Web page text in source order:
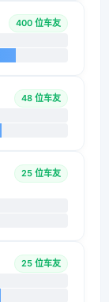
400 位车友
48 位车友
25 位车友
25 位车友